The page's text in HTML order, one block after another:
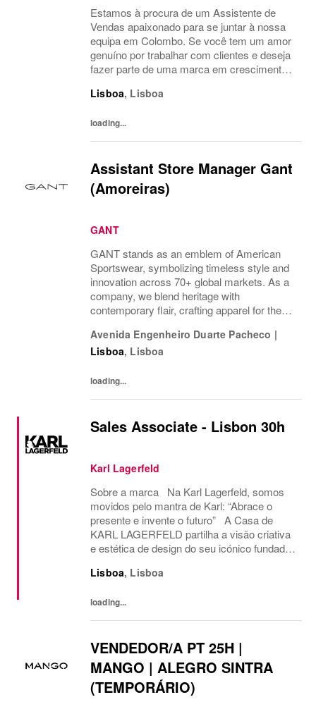
Estamos à procura de um Assistente de
Vendas apaixonado para se juntar à nossa
equipa em Colombo. Se você tem um amor
genuíno por trabalhar com clientes e deseja
fazer parte de uma marca em crescimento,
Lisboa, Lisboa
loading...
Assistant Store Manager Gant
(Amoreiras)
GANT
GANT stands as an emblem of American
Sportswear, symbolizing timeless style and
innovation across 70+ global markets. As a
company, we blend heritage with
contemporary flair, crafting apparel for the
brand represents more than fashion; it's a
tradition...
Avenida Engenheiro Duarte Pacheco |
Lisboa, Lisboa
loading...
Sales Associate - Lisbon 30h
Karl Lagerfeld
Sobre a marca Na Karl Lagerfeld, somos
movidos pelo mantra de Karl: “Abrace o
presente e invente o futuro” A Casa de
KARL LAGERFELD partilha a visão criativa
e estética de design do seu icónico fundador,
voltada para o futuro. Somos a única casa
Lisboa, Lisboa
loading...
VENDEDOR/A PT 25H |
MANGO | ALEGRO SINTRA
(TEMPORÁRIO)